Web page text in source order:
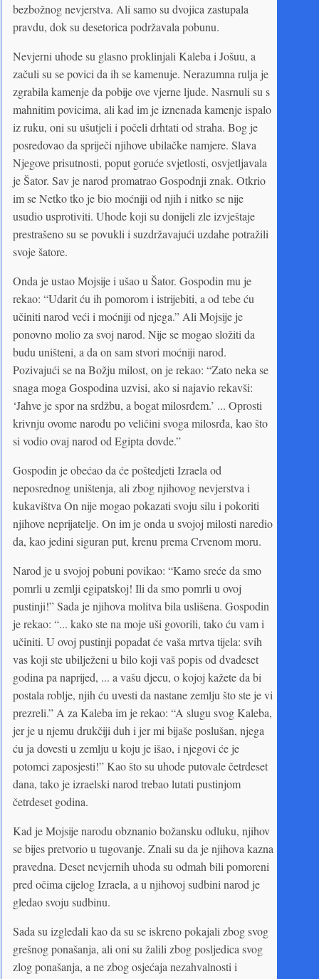
bezbožnog nevjerstva. Ali samo su dvojica zastupala
pravdu, dok su desetorica podržavala pobunu.
Nevjerni uhode su glasno proklinjali Kaleba i Jošuu, a
začuli su se povici da ih se kamenuje. Nerazumna rulja je
zgrabila kamenje da pobije ove vjerne ljude. Nasrnuli su s
mahnitim povicima, ali kad im je iznenada kamenje ispalo
iz ruku, oni su ušutjeli i počeli drhtati od straha. Bog je
posredovao da spriječi njihove ubilačke namjere. Slava
Njegove prisutnosti, poput goruće svjetlosti, osvjetljavala
je Šator. Sav je narod promatrao Gospodnji znak. Otkrio
im se Netko tko je bio moćniji od njih i nitko se nije
usudio usprotiviti. Uhode koji su donijeli zle izvještaje
prestrašeno su se povukli i suzdržavajući uzdahe potražili
svoje šatore.
Onda je ustao Mojsije i ušao u Šator. Gospodin mu je
rekao: “Udarit ću ih pomorom i istrijebiti, a od tebe ću
učiniti narod veći i moćniji od njega.” Ali Mojsije je
ponovno molio za svoj narod. Nije se mogao složiti da
budu uništeni, a da on sam stvori moćniji narod.
Pozivajući se na Božju milost, on je rekao: “Zato neka se
snaga moga Gospodina uzvisi, ako si najavio rekavši:
‘Jahve je spor na srdžbu, a bogat milosrđem.’ ... Oprosti
krivnju ovome narodu po veličini svoga milosrđa, kao što
si vodio ovaj narod od Egipta dovde.”
Gospodin je obećao da će poštedjeti Izraela od
neposrednog uništenja, ali zbog njihovog nevjerstva i
kukavištva On nije mogao pokazati svoju silu i pokoriti
njihove neprijatelje. On im je onda u svojoj milosti naredio
da, kao jedini siguran put, krenu prema Crvenom moru.
Narod je u svojoj pobuni povikao: “Kamo sreće da smo
pomrli u zemlji egipatskoj! Ili da smo pomrli u ovoj
pustinji!” Sada je njihova molitva bila uslišena. Gospodin
je rekao: “... kako ste na moje uši govorili, tako ću vam i
učiniti. U ovoj pustinji popadat će vaša mrtva tijela: svih
vas koji ste ubilježeni u bilo koji vaš popis od dvadeset
godina pa naprijed, ... a vašu djecu, o kojoj kažete da bi
postala roblje, njih ću uvesti da nastane zemlju što ste je vi
prezreli.” A za Kaleba im je rekao: “A slugu svog Kaleba,
jer je u njemu drukčiji duh i jer mi bijaše poslušan, njega
ću ja dovesti u zemlju u koju je išao, i njegovi će je
potomci zaposjesti!” Kao što su uhode putovale četrdeset
dana, tako je izraelski narod trebao lutati pustinjom
četrdeset godina.
Kad je Mojsije narodu obznanio božansku odluku, njihov
se bijes pretvorio u tugovanje. Znali su da je njihova kazna
pravedna. Deset nevjernih uhoda su odmah bili pomoreni
pred očima cijelog Izraela, a u njihovoj sudbini narod je
gledao svoju sudbinu.
Sada su izgledali kao da su se iskreno pokajali zbog svog
grešnog ponašanja, ali oni su žalili zbog posljedica svog
zlog ponašanja, a ne zbog osjećaja nezahvalnosti i